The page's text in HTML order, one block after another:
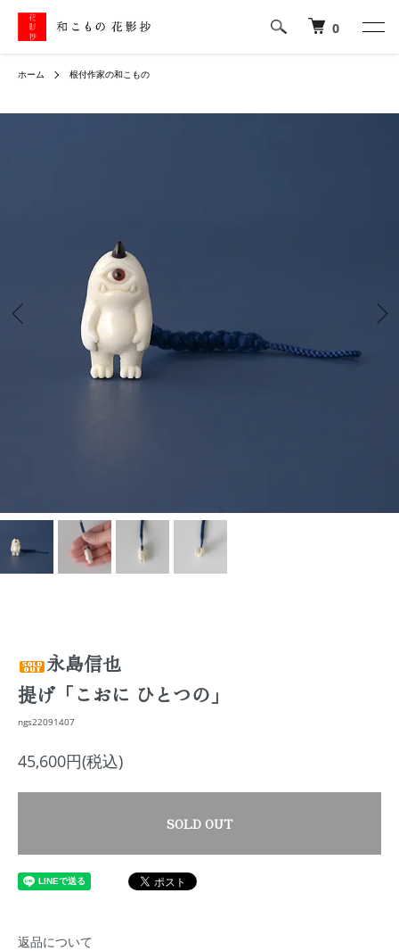
0
ホーム 根付作家の和こもの
永島信也
提げ「こおに ひとつの」
ngs22091407
45,600円(税込)
SOLD OUT
返品について